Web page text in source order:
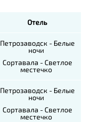
Отель
Петрозаводск - Белые
ночи
Сортавала - Светлое
местечко
Петрозаводск - Белые
ночи
Сортавала - Светлое
местечко